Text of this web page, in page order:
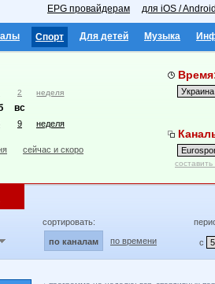
EPG провайдерам для iOS /
Спорт Для детей Музыка
2 неделя
вс
9 неделя
сейчас и скоро
сортировать:
по каналам по времени с